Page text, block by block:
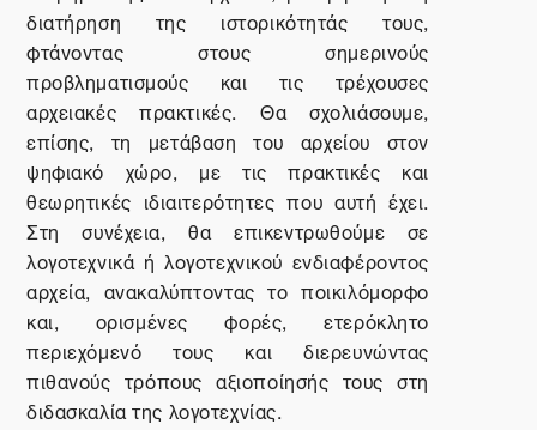
διατήρηση της ιστορικότητάς τους,
φτάνοντας στους σημερινούς
προβληματισμούς και τις τρέχουσες
αρχειακές πρακτικές. Θα σχολιάσουμε,
επίσης, τη μετάβαση του αρχείου στον
ψηφιακό χώρο, με τις πρακτικές και
θεωρητικές ιδιαιτερότητες που αυτή έχει.
Στη συνέχεια, θα επικεντρωθούμε σε
λογοτεχνικά ή λογοτεχνικού ενδιαφέροντος
αρχεία, ανακαλύπτοντας το ποικιλόμορφο
και, ορισμένες φορές, ετερόκλητο
περιεχόμενό τους και διερευνώντας
πιθανούς τρόπους αξιοποίησής τους στη
διδασκαλία της λογοτεχνίας.